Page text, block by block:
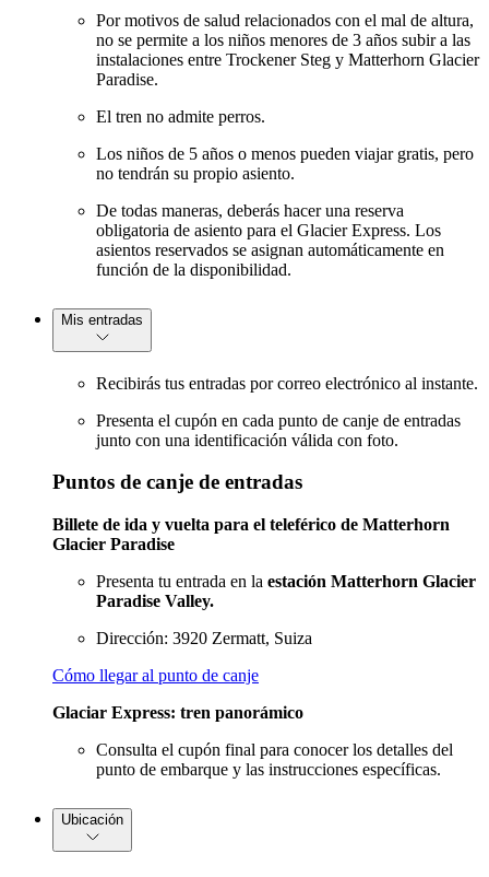
Por motivos de salud relacionados con el mal de altura,
no se permite a los niños menores de 3 años subir a las
instalaciones entre Trockener Steg y Matterhorn Glacier
Paradise.
El tren no admite perros.
Los niños de 5 años o menos pueden viajar gratis, pero
no tendrán su propio asiento.
De todas maneras, deberás hacer una reserva
obligatoria de asiento para el Glacier Express. Los
asientos reservados se asignan automáticamente en
función de la disponibilidad.
Mis entradas
Recibirás tus entradas por correo electrónico al instante.
Presenta el cupón en cada punto de canje de entradas
junto con una identificación válida con foto.
Puntos de canje de entradas
Billete de ida y vuelta para el teleférico de Matterhorn
Glacier Paradise
Presenta tu entrada en la estación Matterhorn Glacier
Paradise Valley.
Dirección: 3920 Zermatt, Suiza
Cómo llegar al punto de canje
Glaciar Express: tren panorámico
Consulta el cupón final para conocer los detalles del
punto de embarque y las instrucciones específicas.
Ubicación